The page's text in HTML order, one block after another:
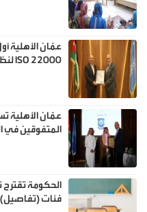
عمّان الأهلية
ISO 22000 لنظام إدارة سلامة الغذاء
عمّان الأهلية
المتفوقين في
فئات (تفاصيل)